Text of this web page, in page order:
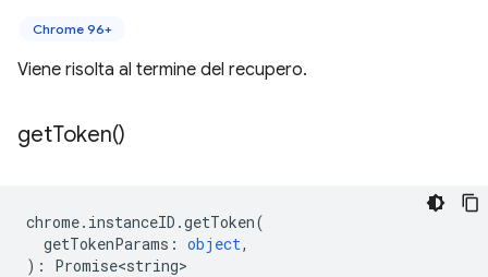
Chrome 96+
Viene risolta al termine del recupero.
getToken()
chrome. instanceID .getToken(
getTokenParams : object,
) : Promise<string>